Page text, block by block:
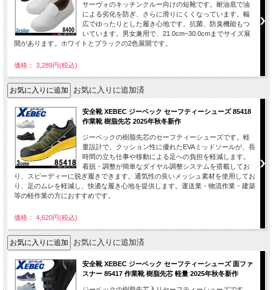
サーヴォのキッチンクルー向けの短靴です。耐油底で油
による劣化を防ぎ、さらに滑りにくくなっています。幅
広でゆったりとした履き心地です。抗菌、防臭機能もつ
いています。男女兼用で、21.0cm~30.0cmまでサイズ展
開があります。ホワイトとブラックの2色展開です。
価格： 3,289円(税込)
お気に入りに追加済
安全靴 XEBEC ジーベック セーフティーシューズ 85418
作業靴 樹脂先芯 2025年秋冬新作
ジーベックの樹脂先芯のセーフティーシューズです。軽
量設計で、クッション性に優れたEVAミッドソールが、長
時間の立ち仕事や移動による足への負担を軽減します。
着脱・調整が簡単なダイヤル調整システムを搭載してお
り、スピーディーに脱ぎ履きできます。通気性の良いメッシュ素材を使用してお
り、足のムレを軽減し、快適な履き心地を提供します。運送業・物流作業・建築
等の軽作業の方におすすめです。
価格： 4,620円(税込)
お気に入りに追加済
安全靴 XEBEC ジーベック セーフティーシューズ 面ファ
スナー 85417 作業靴 樹脂先芯 軽量 2025年秋冬新作